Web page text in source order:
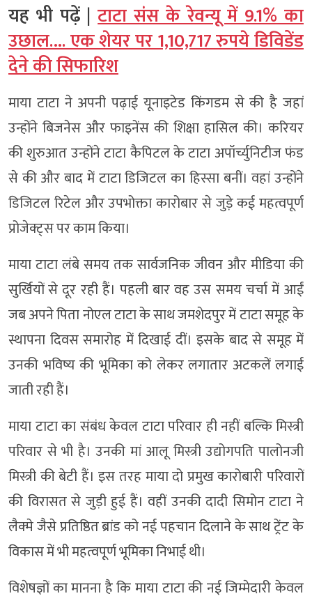
यह भी पढ़ें |टाटा संस के रेवन्यू में 9.1% का
उछाल…. एक शेयर पर 1,10,717 रुपये डिविडेंड
देने की सिफारिश
माया टाटा ने अपनी पढ़ाई यूनाइटेड किंगडम से की है जहां
उन्होंने बिजनेस और फाइनेंस की शिक्षा हासिल की। करियर
की शुरुआत उन्होंने टाटा कैपिटल के टाटा अपॉर्च्युनिटीज फंड
से की और बाद में टाटा डिजिटल का हिस्सा बनीं। वहां उन्होंने
डिजिटल रिटेल और उपभोक्ता कारोबार से जुड़े कई महत्वपूर्ण
प्रोजेक्ट्स पर काम किया।
माया टाटा लंबे समय तक सार्वजनिक जीवन और मीडिया की
सुर्खियों से दूर रही हैं। पहली बार वह उस समय चर्चा में आईं
जब अपने पिता नोएल टाटा के साथ जमशेदपुर में टाटा समूह के
स्थापना दिवस समारोह में दिखाई दीं। इसके बाद से समूह में
उनकी भविष्य की भूमिका को लेकर लगातार अटकलें लगाई
जाती रही हैं।
माया टाटा का संबंध केवल टाटा परिवार ही नहीं बल्कि मिस्त्री
परिवार से भी है। उनकी मां आलू मिस्त्री उद्योगपति पालोनजी
मिस्त्री की बेटी हैं। इस तरह माया दो प्रमुख कारोबारी परिवारों
की विरासत से जुड़ी हुई हैं। वहीं उनकी दादी सिमोन टाटा ने
लैक्मे जैसे प्रतिष्ठित ब्रांड को नई पहचान दिलाने के साथ ट्रेंट के
विकास में भी महत्वपूर्ण भूमिका निभाई थी।
विशेषज्ञों का मानना है कि माया टाटा की नई जिम्मेदारी केवल